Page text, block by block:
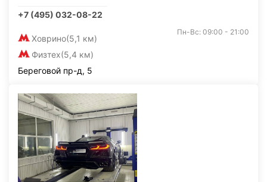
+7 (495) 032-08-22
Ховрино(5,1 км)
Физтех(5,4 км)
Пн-Вс: 09:00 - 21:00
Береговой пр-д, 5